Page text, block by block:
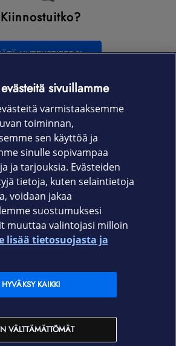
Kiinnostuitko?
YHTEYSTIETOSI
yritysmyyjän kanssa
VARAA AIKA
sivuillamme
varmistaaksemme
toiminnan,
sen käyttöä ja
sinulle sopivampaa
ja tarjouksia. Evästeiden
tietoja, kuten selaintietoja
voidaan jakaa
suostumuksesi
muuttaa valintojasi milloin
lisää tietosuojasta ja
VÄLTTÄMÄTTÖMÄT
HYVÄKSY KAIKKI